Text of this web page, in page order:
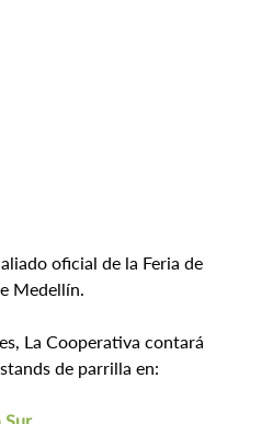
oficial de la Feria de
Medellín.
La Cooperativa contará
de parrilla en:
Sur